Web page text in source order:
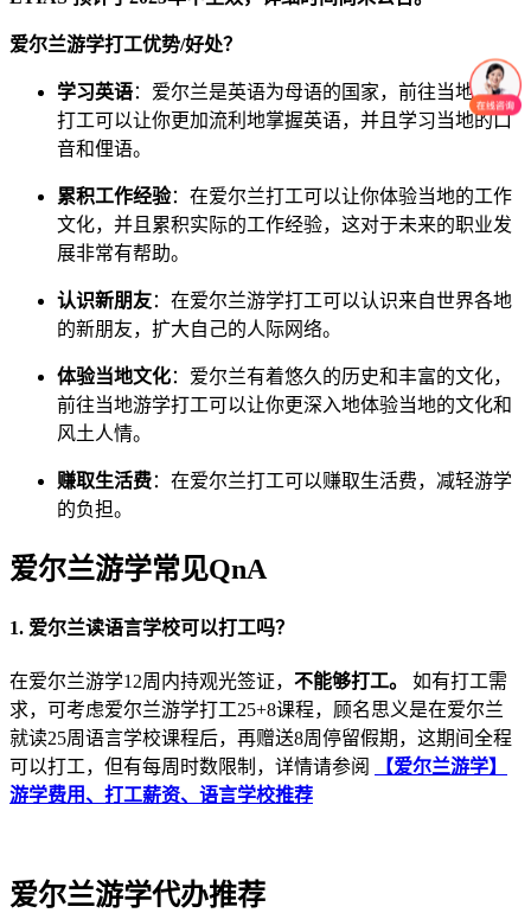
爱尔兰游学打工优势/好处？
学习英语：爱尔兰是英语为母语的国家，前往当地游学
打工可以让你更加流利地掌握英语，并且学习当地的口
音和俚语。
累积工作经验：在爱尔兰打工可以让你体验当地的工作
文化，并且累积实际的工作经验，这对于未来的职业发
展非常有帮助。
认识新朋友：在爱尔兰游学打工可以认识来自世界各地
的新朋友，扩大自己的人际网络。
体验当地文化：爱尔兰有着悠久的历史和丰富的文化，
前往当地游学打工可以让你更深入地体验当地的文化和
风土人情。
赚取生活费：在爱尔兰打工可以赚取生活费，减轻游学
的负担。
爱尔兰游学常见QnA
1. 爱尔兰读语言学校可以打工吗？
在爱尔兰游学12周内持观光签证， 不能够打工。 如有打工需
求，可考虑爱尔兰游学打工25+8课程，顾名思义是在爱尔兰
就读25周语言学校课程后，再赠送8周停留假期，这期间全程
可以打工，但有每周时数限制，详情请参阅
【爱尔兰游学】
游学费用、打工薪资、语言学校推荐
爱尔兰游学代办推荐